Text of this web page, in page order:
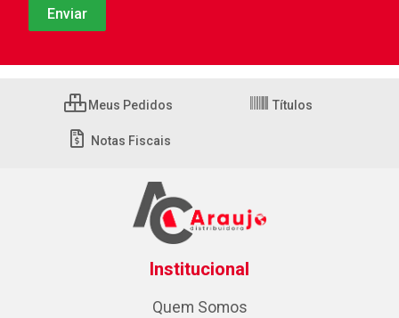
Meus Pedidos Títulos
Notas Fiscais
Institucional
Quem Somos